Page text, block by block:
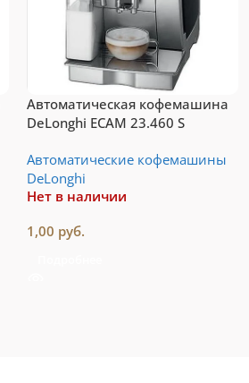
Автоматическая кофемашина
DeLonghi ECAM 23.460 S
Автоматические кофемашины
DeLonghi
Нет в наличии
1,00 руб.